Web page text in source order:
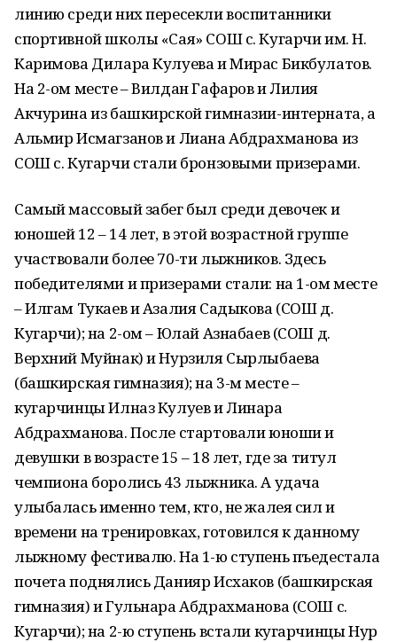
линию среди них пересекли воспитанники
спортивной школы «Сая» СОШ с. Кугарчи им. Н.
Каримова Дилара Кулуева и Мирас Бикбулатов.
На 2-ом месте – Вилдан Гафаров и Лилия
Акчурина из башкирской гимназии-интерната, а
Альмир Исмагзанов и Лиана Абдрахманова из
СОШ с. Кугарчи стали бронзовыми призерами.
Самый массовый забег был среди девочек и
юношей 12 – 14 лет, в этой возрастной группе
участвовали более 70-ти лыжников. Здесь
победителями и призерами стали: на 1-ом месте
– Илгам Тукаев и Азалия Садыкова (СОШ д.
Кугарчи); на 2-ом – Юлай Азнабаев (СОШ д.
Верхний Муйнак) и Нурзиля Сырлыбаева
(башкирская гимназия); на 3-м месте –
кугарчинцы Илназ Кулуев и Линара
Абдрахманова. После стартовали юноши и
девушки в возрасте 15 – 18 лет, где за титул
чемпиона боролись 43 лыжника. А удача
улыбалась именно тем, кто, не жалея сил и
времени на тренировках, готовился к данному
лыжному фестивалю. На 1-ю ступень пъедестала
почета поднялись Данияр Исхаков (башкирская
гимназия) и Гульнара Абдрахманова (СОШ с.
Кугарчи); на 2-ю ступень встали кугарчинцы Нур